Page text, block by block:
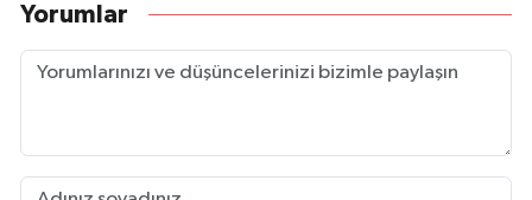
Yorumlar